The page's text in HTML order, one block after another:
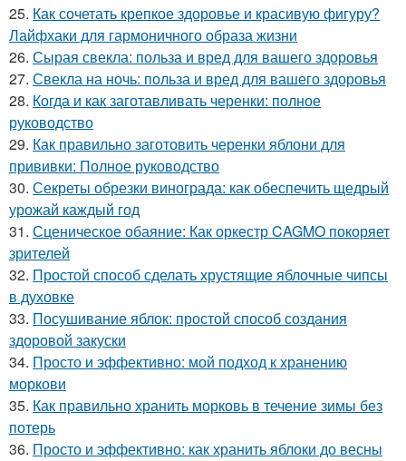
25. Как сочетать крепкое здоровье и красивую фигуру?
Лайфхаки для гармоничного образа жизни
26. Сырая свекла: польза и вред для вашего здоровья
27. Свекла на ночь: польза и вред для вашего здоровья
28. Когда и как заготавливать черенки: полное
руководство
29. Как правильно заготовить черенки яблони для
прививки: Полное руководство
30. Секреты обрезки винограда: как обеспечить щедрый
урожай каждый год
31. Сценическое обаяние: Как оркестр CAGMO покоряет
зрителей
32. Простой способ сделать хрустящие яблочные чипсы
в духовке
33. Посушивание яблок: простой способ создания
здоровой закуски
34. Просто и эффективно: мой подход к хранению
моркови
35. Как правильно хранить морковь в течение зимы без
потерь
36. Просто и эффективно: как хранить яблоки до весны